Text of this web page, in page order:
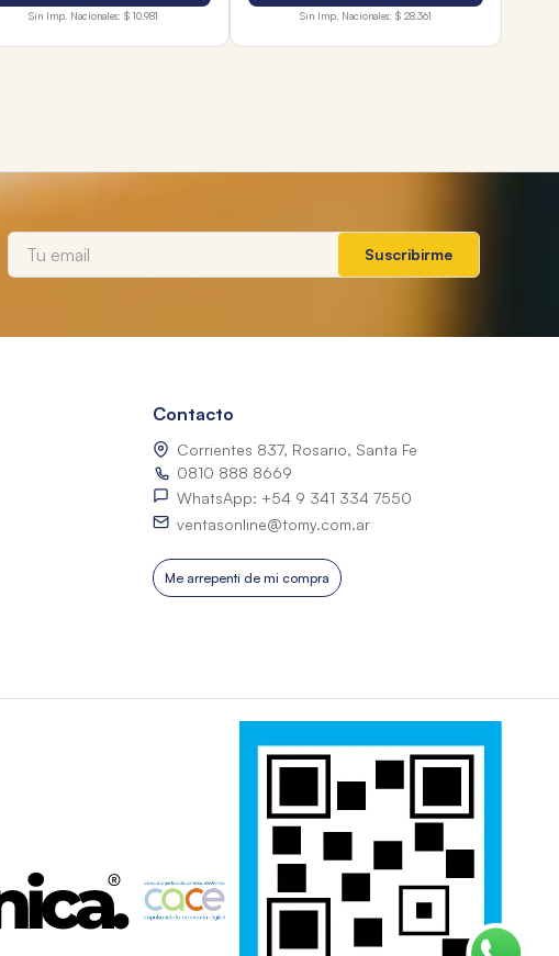
Sin Imp. Nacionales: $ 10.981 Sin Imp. Nacionales: $ 28.361
Suscribirme
Contacto
Corrientes 837, Rosario, Santa Fe
0810 888 8669
WhatsApp: +54 9 341 334 7550
ventasonline@tomy.com.ar
Me arrepentí de mi compra